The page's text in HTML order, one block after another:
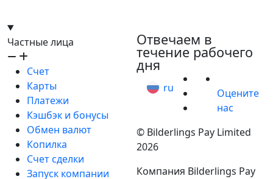
Частные лица
Счет
Карты
Платежи
Кэшбэк и бонусы
Обмен валют
Копилка
Счет сделки
Запуск компании
Отвечаем в
течение рабочего
дня
ru
Оцените
нас
© Bilderlings Pay Limited
2026
Компания Bilderlings Pay